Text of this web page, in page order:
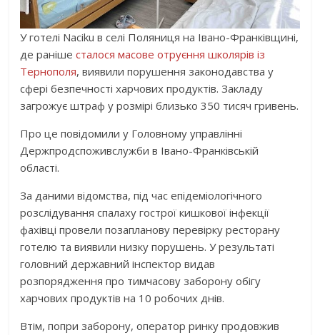
У готелі Naciku в селі Поляниця на Івано-Франківщині,
де ранішесталося масове отруєння школярів із
Тернополя, виявили порушення законодавства у
сфері безпечності харчових продуктів. Закладу
загрожує штраф у розмірі близько 350 тисяч гривень.
Про це повідомили у Головному управлінні
Держпродспоживслужби в Івано-Франківській
області.
За даними відомства, під час епідеміологічного
розслідування спалаху гострої кишкової інфекції
фахівці провели позапланову перевірку ресторану
готелю та виявили низку порушень. У результаті
головний державний інспектор видав
розпорядження про тимчасову заборону обігу
харчових продуктів на 10 робочих днів.
Втім, попри заборону, оператор ринку продовжив